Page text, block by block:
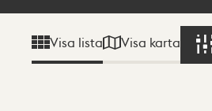
Visa lista Visa karta